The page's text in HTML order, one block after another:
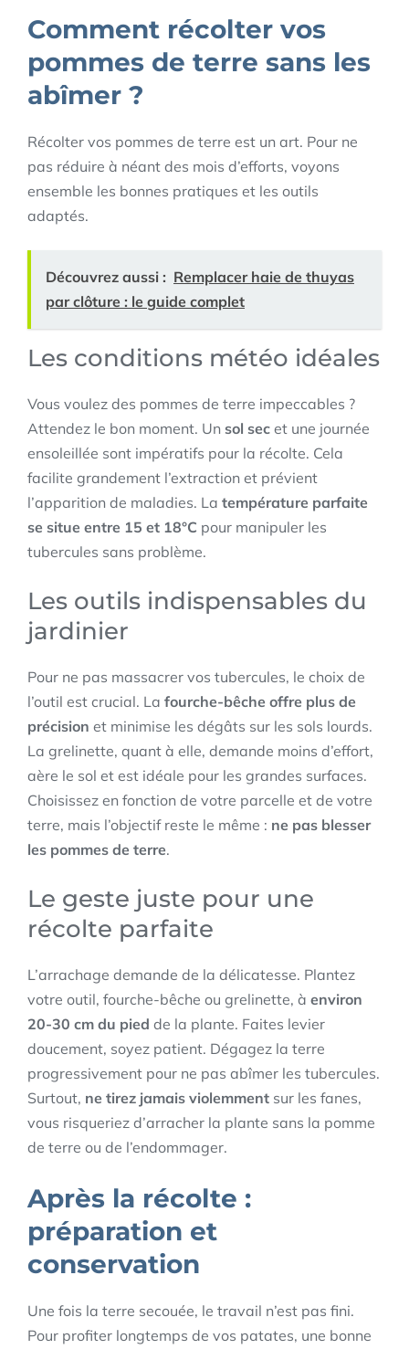
Comment récolter vos
pommes de terre sans les
abîmer ?
Récolter vos pommes de terre est un art. Pour ne
pas réduire à néant des mois d’efforts, voyons
ensemble les bonnes pratiques et les outils
adaptés.
Découvrez aussi : Remplacer haie de thuyas
par clôture : le guide complet
Les conditions météo idéales
Vous voulez des pommes de terre impeccables ?
Attendez le bon moment. Un sol sec et une journée
ensoleillée sont impératifs pour la récolte. Cela
facilite grandement l’extraction et prévient
l’apparition de maladies. La température parfaite
se situe entre 15 et 18°C pour manipuler les
tubercules sans problème.
Les outils indispensables du
jardinier
Pour ne pas massacrer vos tubercules, le choix de
l’outil est crucial. La fourche-bêche offre plus de
précision et minimise les dégâts sur les sols lourds.
La grelinette, quant à elle, demande moins d’effort,
aère le sol et est idéale pour les grandes surfaces.
Choisissez en fonction de votre parcelle et de votre
terre, mais l’objectif reste le même : ne pas blesser
les pommes de terre.
Le geste juste pour une
récolte parfaite
L’arrachage demande de la délicatesse. Plantez
votre outil, fourche-bêche ou grelinette, à environ
20-30 cm du pied de la plante. Faites levier
doucement, soyez patient. Dégagez la terre
progressivement pour ne pas abîmer les tubercules.
Surtout, ne tirez jamais violemment sur les fanes,
vous risqueriez d’arracher la plante sans la pomme
de terre ou de l’endommager.
Après la récolte :
préparation et
conservation
Une fois la terre secouée, le travail n’est pas fini.
Pour profiter longtemps de vos patates, une bonne